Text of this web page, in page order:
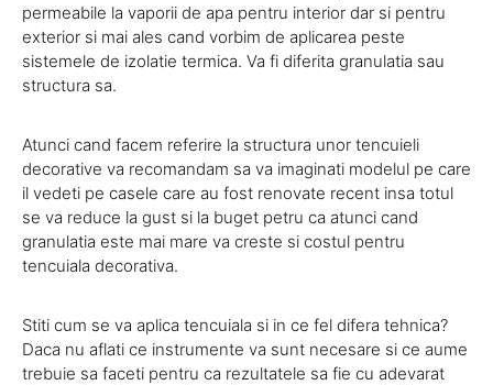
permeabile la vaporii de apa pentru interior dar si pentru
exterior si mai ales cand vorbim de aplicarea peste
sistemele de izolatie termica. Va fi diferita granulatia sau
structura sa.
Atunci cand facem referire la structura unor tencuieli
decorative va recomandam sa va imaginati modelul pe care
il vedeti pe casele care au fost renovate recent insa totul
se va reduce la gust si la buget petru ca atunci cand
granulatia este mai mare va creste si costul pentru
tencuiala decorativa.
Stiti cum se va aplica tencuiala si in ce fel difera tehnica?
Daca nu aflati ce instrumente va sunt necesare si ce aume
trebuie sa faceti pentru ca rezultatele sa fie cu adevarat